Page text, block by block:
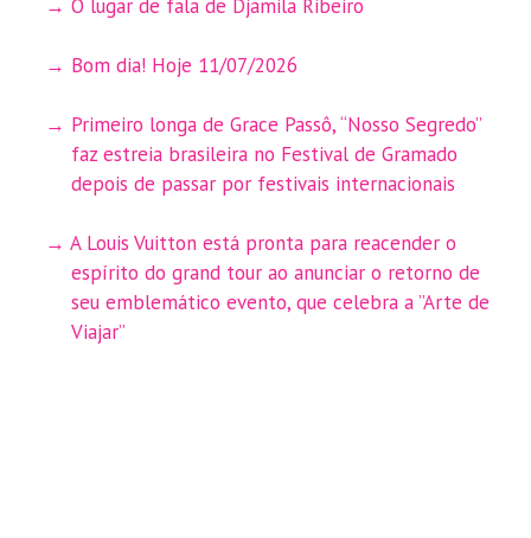
O lugar de fala de Djamila Ribeiro
Bom dia! Hoje 11/07/2026
Primeiro longa de Grace Passô, “Nosso Segredo”
faz estreia brasileira no Festival de Gramado
depois de passar por festivais internacionais
A Louis Vuitton está pronta para reacender o
espírito do grand tour ao anunciar o retorno de
seu emblemático evento, que celebra a ”Arte de
Viajar”